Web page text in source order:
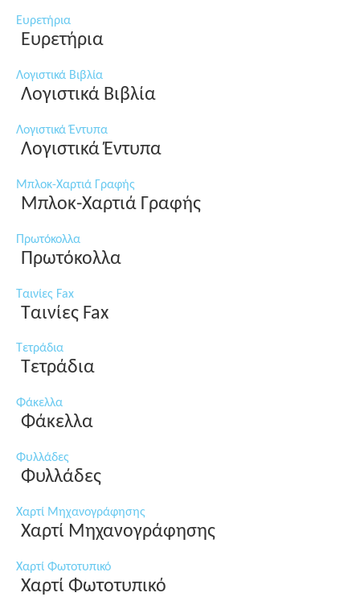
Ευρετήρια
Ευρετήρια
Λογιστικά Βιβλία
Λογιστικά Βιβλία
Λογιστικά Έντυπα
Λογιστικά Έντυπα
Μπλοκ-Χαρτιά Γραφής
Μπλοκ-Χαρτιά Γραφής
Πρωτόκολλα
Πρωτόκολλα
Ταινίες Fax
Ταινίες Fax
Τετράδια
Τετράδια
Φάκελλα
Φάκελλα
Φυλλάδες
Φυλλάδες
Χαρτί Μηχανογράφησης
Χαρτί Μηχανογράφησης
Χαρτί Φωτοτυπικό
Χαρτί Φωτοτυπικό